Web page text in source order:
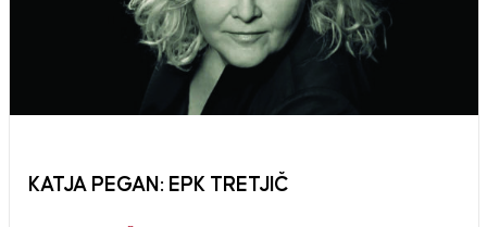
KATJA PEGAN: EPK TRETJIČ